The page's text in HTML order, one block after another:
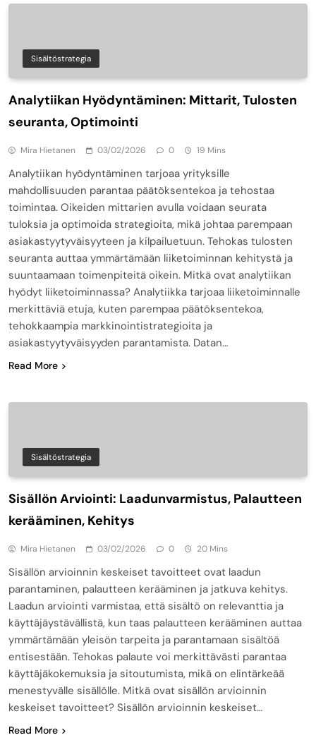
Sisältöstrategia
Analytiikan Hyödyntäminen: Mittarit, Tulosten
seuranta, Optimointi
Mira Hietanen 03/02/2026 0 19 Mins
Analytiikan hyödyntäminen tarjoaa yrityksille
mahdollisuuden parantaa päätöksentekoa ja tehostaa
toimintaa. Oikeiden mittarien avulla voidaan seurata
tuloksia ja optimoida strategioita, mikä johtaa parempaan
asiakastyytyväisyyteen ja kilpailuetuun. Tehokas tulosten
seuranta auttaa ymmärtämään liiketoiminnan kehitystä ja
suuntaamaan toimenpiteitä oikein. Mitkä ovat analytiikan
hyödyt liiketoiminnassa? Analytiikka tarjoaa liiketoiminnalle
merkittäviä etuja, kuten parempaa päätöksentekoa,
tehokkaampia markkinointistrategioita ja
asiakastyytyväisyyden parantamista. Datan…
Read More
Sisältöstrategia
Sisällön Arviointi: Laadunvarmistus, Palautteen
kerääminen, Kehitys
Mira Hietanen 03/02/2026 0 20 Mins
Sisällön arvioinnin keskeiset tavoitteet ovat laadun
parantaminen, palautteen kerääminen ja jatkuva kehitys.
Laadun arviointi varmistaa, että sisältö on relevanttia ja
käyttäjäystävällistä, kun taas palautteen kerääminen auttaa
ymmärtämään yleisön tarpeita ja parantamaan sisältöä
entisestään. Tehokas palaute voi merkittävästi parantaa
käyttäjäkokemuksia ja sitoutumista, mikä on elintärkeää
menestyvälle sisällölle. Mitkä ovat sisällön arvioinnin
keskeiset tavoitteet? Sisällön arvioinnin keskeiset…
Read More